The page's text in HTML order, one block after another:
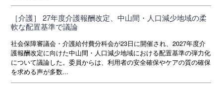
［介護］ 27年度介護報酬改定、中山間・人口減少地域の柔
軟な配置基準で議論
社会保障審議会・介護給付費分科会が23日に開催され、2027年度介
護報酬改定に向けた中山間・人口減少地域における配置基準の弾力化
について議論した。委員からは、利用者の安全確保やケアの質の確保
を求める声が多数...